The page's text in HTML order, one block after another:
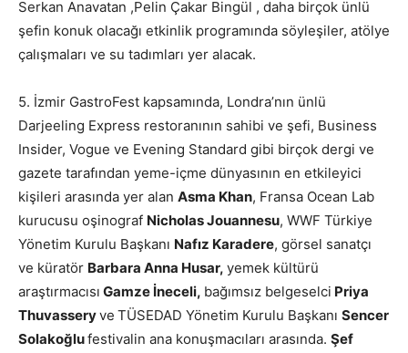
Serkan Anavatan ,Pelin Çakar Bingül , daha birçok ünlü
şefin konuk olacağı etkinlik programında söyleşiler, atölye
çalışmaları ve su tadımları yer alacak.
5. İzmir GastroFest kapsamında, Londra’nın ünlü
Darjeeling Express restoranının sahibi ve şefi, Business
Insider, Vogue ve Evening Standard gibi birçok dergi ve
gazete tarafından yeme-içme dünyasının en etkileyici
kişileri arasında yer alan Asma Khan, Fransa Ocean Lab
kurucusu oşinograf Nicholas Jouannesu, WWF Türkiye
Yönetim Kurulu Başkanı Nafız Karadere, görsel sanatçı
ve küratör Barbara Anna Husar, yemek kültürü
araştırmacısı Gamze İneceli, bağımsız belgeselci Priya
Thuvasseryve TÜSEDAD Yönetim Kurulu Başkanı Sencer
Solakoğlufestivalin ana konuşmacıları arasında. Şef